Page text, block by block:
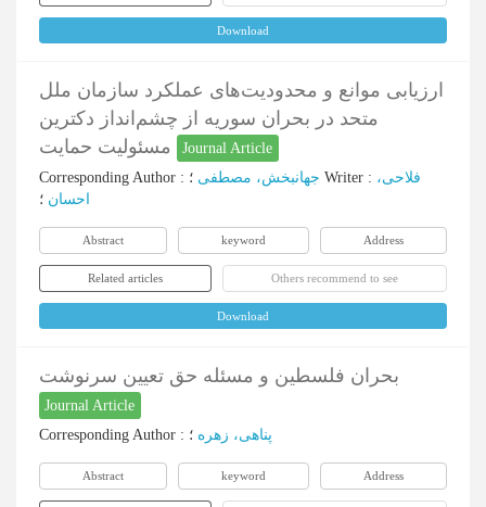
Download
ارزیابی موانع و محدودیت‌های عملکرد سازمان ملل
متحد در بحران سوریه از چشم‌انداز دکترین
Journal Article
Corresponding Author : جهانبخش، مصطفی Writer : فلاحی،
احسان ؛
Abstract keyword Address
Related articles Others recommend to see
Download
بحران فلسطین و مسئله حق تعیین سرنوشت
Journal Article
Corresponding Author : پناهی، زهره ؛
Abstract keyword Address